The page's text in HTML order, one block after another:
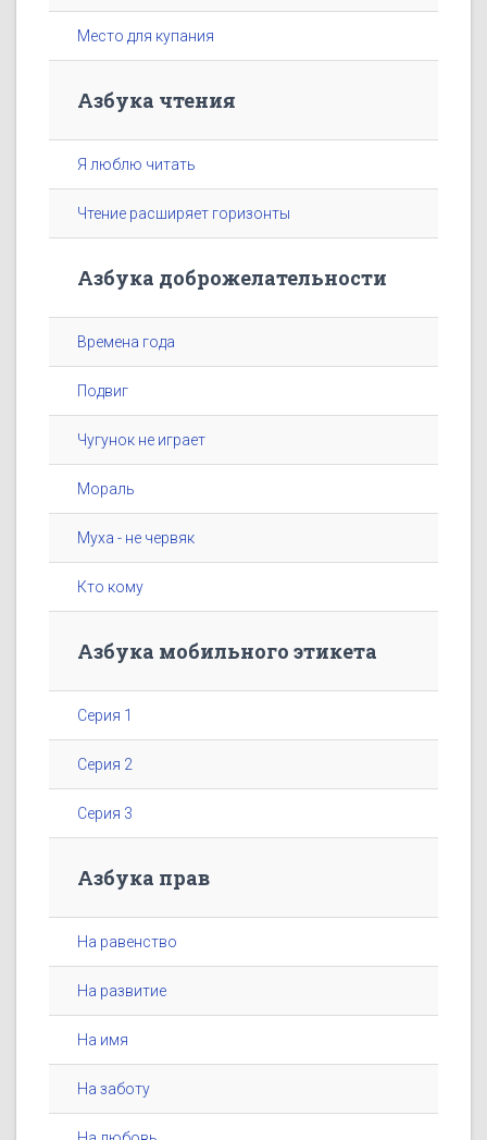
Место для купания
Азбука чтения
Я люблю читать
Чтение расширяет горизонты
Азбука доброжелательности
Времена года
Подвиг
Чугунок не играет
Мораль
Муха - не червяк
Кто кому
Азбука мобильного этикета
Серия 1
Серия 2
Серия 3
Азбука прав
На равенство
На развитие
На имя
На заботу